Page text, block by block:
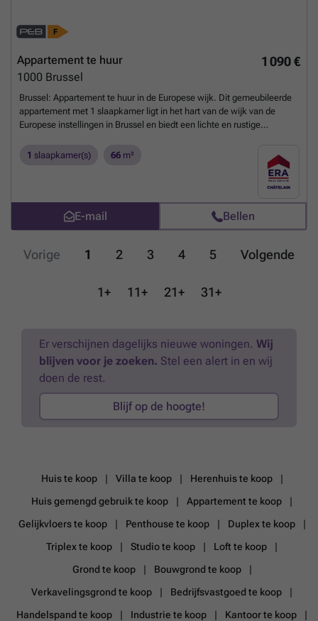
1 090 €
Appartement te huur
1000 Brussel
Brussel: Appartement te huur in de Europese wijk. Dit gemeubileerde
appartement met 1 slaapkamer ligt in het hart van de wijk van de
Europese instellingen in Brussel en biedt een lichte en rustige
kleinschalig, goed onderhouden gebouw, dicht bij winkels, openbaar
vervoer en groenvoorzieningen. Indeling: Het appartement bestaat uit
een lichte woonkamer, een aparte keuken, een slaapkamer en een
badkamer. Troeven: • Lichtrijk appartement • Kleinschalig gebouw –
lage gemeenschappelijke kosten • Gegeerde locatie nabij de
instellingen. Gemeenschappelijke kosten: forfaitair bedrag van €50
Beschikbaarheid: 1 september 2026 Informatie en bezichtigingen:
weten?
1 slaapkamer(s) 66 m²
E-mail Bellen
Vorige 1 2 3 4 5 Volgende
1+ 11+ 21+ 31+
Er verschijnen dagelijks nieuwe woningen. Wij
blijven voor je zoeken. Stel een alert in en wij
doen de rest.
Blijf op de hoogte!
Huis te koop Villa te koop
Herenhuis te koop
Huis gemengd gebruik te koop
Appartement te koop
Gelijkvloers te koop
Penthouse te koop
Duplex te koop
Triplex te koop
Studio te koop
Loft te koop
Grond te koop
Bouwgrond te koop
Verkavelingsgrond te koop
Bedrijfsvastgoed te koop
Handelspand te koop
Industrie te koop
Kantoor te koop